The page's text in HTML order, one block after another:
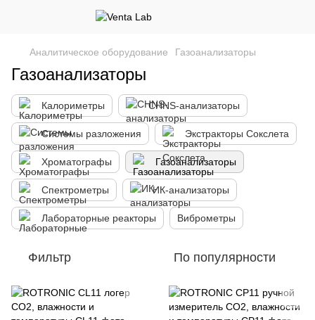
Аналитическое оборудование Газоанализаторы
Газоанализаторы
Калориметры CHNS-анализаторы
Системы разложения Экстракторы Сокслета
Хроматографы Газоанализаторы
Спектрометры ИК-анализаторы
Лабораторные реакторы Виброметры
Фильтр По популярности